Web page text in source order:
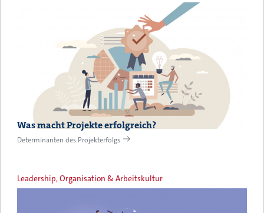
Was macht Projekte erfolgreich?
Determinanten des Projekterfolgs
Leadership, Organisation & Arbeitskultur